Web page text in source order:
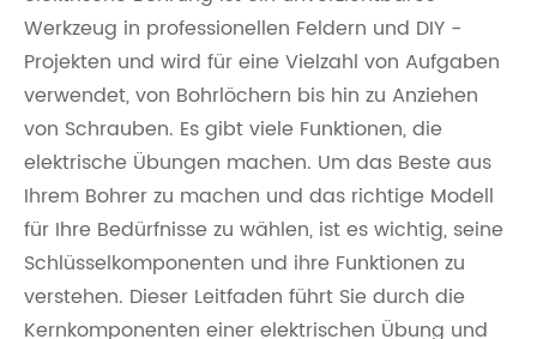
Werkzeug in professionellen Feldern und DIY -
Projekten und wird für eine Vielzahl von Aufgaben
verwendet, von Bohrlöchern bis hin zu Anziehen
von Schrauben. Es gibt viele Funktionen, die
elektrische Übungen machen. Um das Beste aus
Ihrem Bohrer zu machen und das richtige Modell
für Ihre Bedürfnisse zu wählen, ist es wichtig, seine
Schlüsselkomponenten und ihre Funktionen zu
verstehen. Dieser Leitfaden führt Sie durch die
Kernkomponenten einer elektrischen Übung und